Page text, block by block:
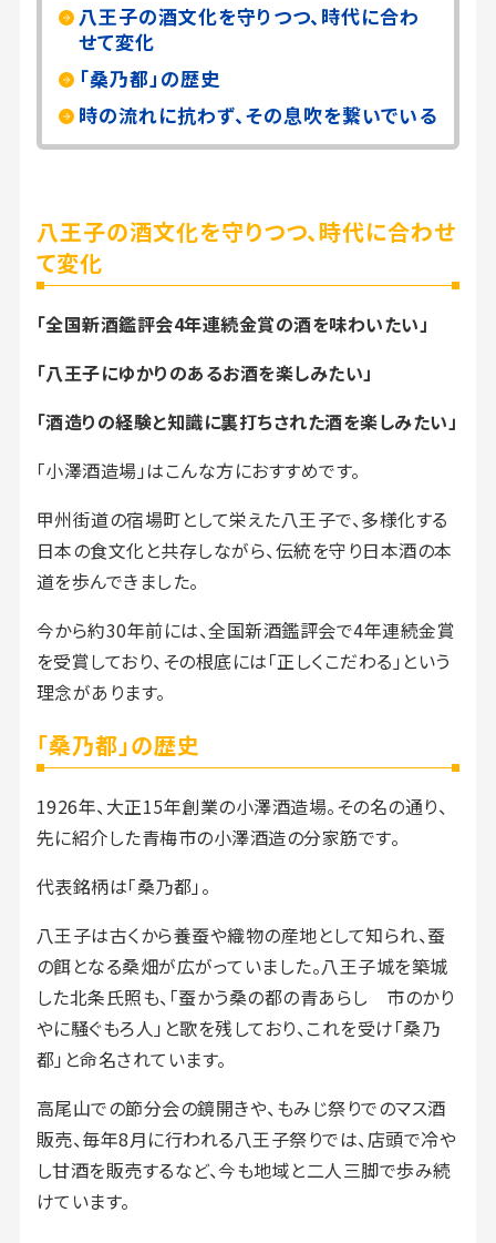
八王子の酒文化を守りつつ、時代に合わ
せて変化
「桑乃都」の歴史
時の流れに抗わず、その息吹を繋いでいる
八王子の酒文化を守りつつ、時代に合わせ
て変化
「全国新酒鑑評会4年連続金賞の酒を味わいたい」
「八王子にゆかりのあるお酒を楽しみたい」
「酒造りの経験と知識に裏打ちされた酒を楽しみたい」
「小澤酒造場」はこんな方におすすめです。
甲州街道の宿場町として栄えた八王子で、多様化する
日本の食文化と共存しながら、伝統を守り日本酒の本
道を歩んできました。
今から約30年前には、全国新酒鑑評会で4年連続金賞
を受賞しており、その根底には「正しくこだわる」という
理念があります。
「桑乃都」の歴史
1926年、大正15年創業の小澤酒造場。その名の通り、
先に紹介した青梅市の小澤酒造の分家筋です。
代表銘柄は「桑乃都」。
八王子は古くから養蚕や織物の産地として知られ、蚕
の餌となる桑畑が広がっていました。八王子城を築城
した北条氏照も、「蚕かう桑の都の青あらし 市のかり
やに騒ぐもろ人」と歌を残しており、これを受け「桑乃
都」と命名されています。
高尾山での節分会の鏡開きや、もみじ祭りでのマス酒
販売、毎年8月に行われる八王子祭りでは、店頭で冷や
し甘酒を販売するなど、今も地域と二人三脚で歩み続
けています。